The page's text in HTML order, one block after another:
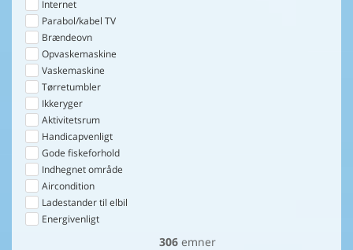
306 emner
Internet
Parabol/kabel TV
Brændeovn
Opvaskemaskine
Vaskemaskine
Tørretumbler
Ikkeryger
Aktivitetsrum
Handicapvenligt
Gode fiskeforhold
Indhegnet område
Aircondition
Ladestander til elbil
Energivenligt